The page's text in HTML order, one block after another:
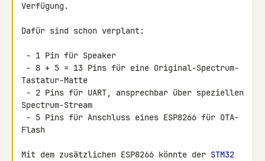
Verfügung.
Dafür sind schon verplant:
Tastatur-Matte
Spectrum-Stream
Flash
Mit dem zusätzlichen ESP8266 könnte der STM32